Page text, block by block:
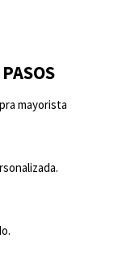
mayorista